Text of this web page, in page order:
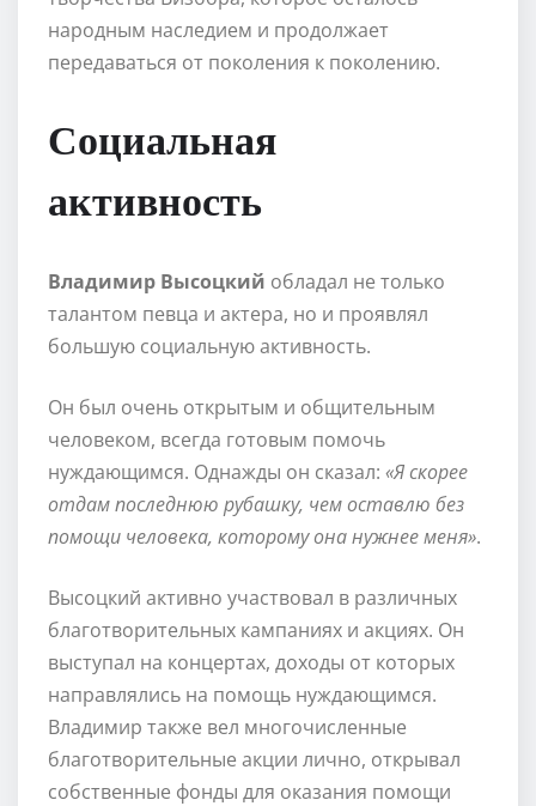
народным наследием и продолжает
передаваться от поколения к поколению.
Социальная
активность
Владимир Высоцкий обладал не только
талантом певца и актера, но и проявлял
большую социальную активность.
Он был очень открытым и общительным
человеком, всегда готовым помочь
нуждающимся. Однажды он сказал: «Я скорее
отдам последнюю рубашку, чем оставлю без
помощи человека, которому она нужнее меня».
Высоцкий активно участвовал в различных
благотворительных кампаниях и акциях. Он
выступал на концертах, доходы от которых
направлялись на помощь нуждающимся.
Владимир также вел многочисленные
благотворительные акции лично, открывал
собственные фонды для оказания помощи